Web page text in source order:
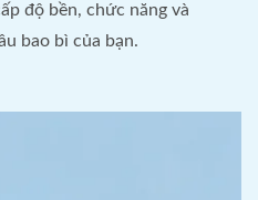
độ bền, chức năng và
bao bì của bạn.